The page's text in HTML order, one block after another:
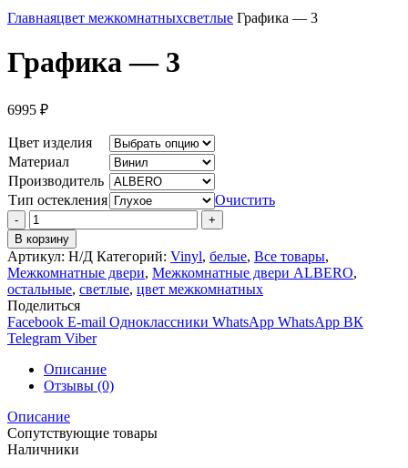
Главнаяцвет межкомнатныхсветлые Графика — 3
Графика — 3
6995 ₽
Цвет изделия
Материал
Производитель
Тип остекления
Очистить
Количество
товара
Графика
-
3
В корзину
Артикул: Н/Д Категорий: Vinyl, белые, Все товары,
Межкомнатные двери, Межкомнатные двери ALBERO,
остальные, светлые, цвет межкомнатных
Поделиться
Facebook E-mail Одноклассники WhatsApp WhatsApp ВК
Telegram Viber
Описание
Отзывы (0)
Описание
Сопутствующие товары
Наличники